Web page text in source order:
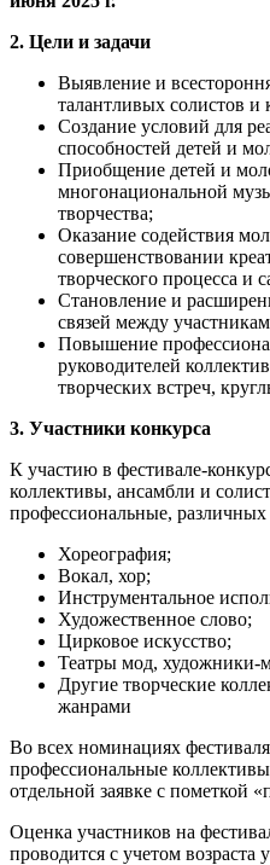
2. Цели и задачи
Выявление и
талантливых солистов и
Создание условий для
способностей детей и
Приобщение детей и
многонациональной
творчества;
Оказание содействия
совершенствовании
творческого процесса и
Становление и
связей между
Повышение
руководителей
творческих встреч,
3. Участники конкурса
К участию в фестивале-
коллективы, ансамбли и
профессиональные,
Хореография;
Вокал, хор;
Инструментальное
Художественное слово;
Цирковое искусство;
Театры мод, художники-
Другие творческие
жанрами
Во всех номинациях
профессиональные
отдельной заявке с пометкой
Оценка участников на
проводится с учетом возраста